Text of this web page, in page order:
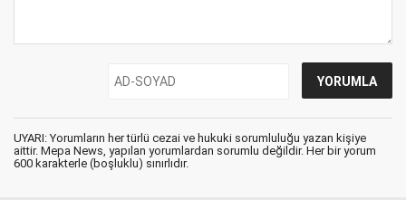
UYARI: Yorumların her türlü cezai ve hukuki sorumluluğu yazan kişiye
aittir. Mepa News, yapılan yorumlardan sorumlu değildir. Her bir yorum
600 karakterle (boşluklu) sınırlıdır.